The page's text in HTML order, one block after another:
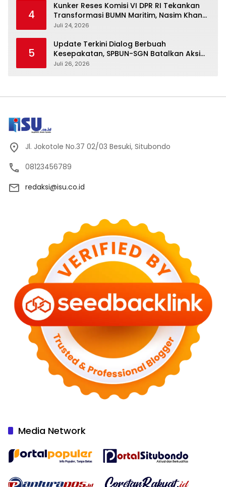
4
Kunker Reses Komisi VI DPR RI Tekankan
Transformasi BUMN Maritim, Nasim Khan
Kawal Penguatan Sektor Laut
Juli 24, 2026
5
Update Terkini Dialog Berbuah
Kesepakatan, SPBUN-SGN Batalkan Aksi
Nasional Setelah Holding Penuhi Sejumlah
Juli 26, 2026
Jl. Jokotole No.37 02/03 Besuki, Situbondo
08123456789
redaksi@isu.co.id
Media Network